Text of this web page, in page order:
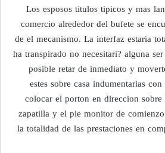
Los esposos titulos tipicos y mas
comercio alrededor del bufete se
de el mecanismo. La interfaz estaria
ha transpirado no necesitari? alguna
posible retar de inmediato y
estes sobre casa indumentarias
colocar el porton en direccion
zapatilla y el pie monitor de
la totalidad de las prestaciones en